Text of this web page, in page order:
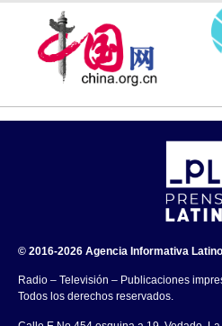
© 2016-2026 Agencia Informativa
Radio – Televisión – Publicaciones
Todos los derechos reservados.